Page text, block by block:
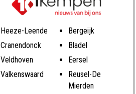
Heeze-Leende
Cranendonck
Veldhoven
Valkenswaard
Bergeijk
Bladel
Eersel
Reusel-De
Mierden